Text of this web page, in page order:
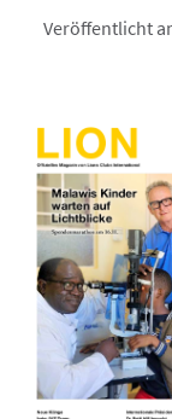
Veröffentlicht